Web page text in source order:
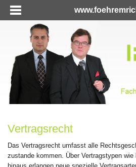
Vertragsrecht
Das Vertragsrecht umfasst alle
zustande kommen. Über Vertragstypen wie